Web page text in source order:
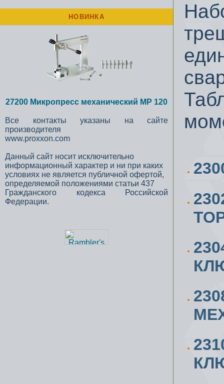
НОВИНКА
27200 Микропресс механический MP 120
Все контакты указаны на сайте
производителя
www.proxxon.com
Данный сайт носит исключительно
информационный характер и ни при каких
условиях не является публичной офертой,
определяемой положениями статьи 437
Гражданского кодекса Российской
Федерации.